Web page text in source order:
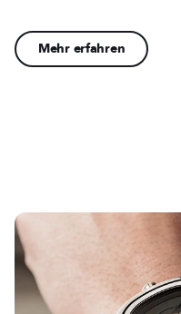
Mehr erfahren